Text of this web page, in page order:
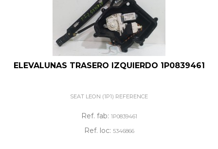
ELEVALUNAS TRASERO IZQUIERDO 1P0839461
SEAT LEON (1P1) REFERENCE
Ref. fab: 1P0839461
Ref. loc: 5346866